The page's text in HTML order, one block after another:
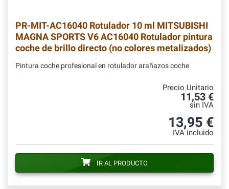
PR-MIT-AC16040 Rotulador 10 ml MITSUBISHI
MAGNA SPORTS V6 AC16040 Rotulador pintura
coche de brillo directo (no colores metalizados)
Pintura coche profesional en rotulador arañazos coche
Precio Unitario
11,53 €
sin IVA
13,95 €
IVA incluido
IR AL PRODUCTO